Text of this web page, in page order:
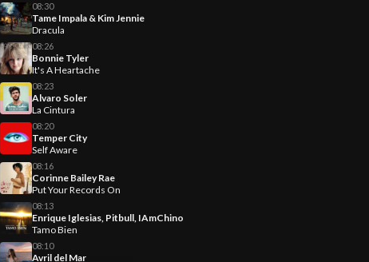
08:30
Tame Impala & Kim Jennie
Dracula
08:26
Bonnie Tyler
It's A Heartache
08:23
Alvaro Soler
La Cintura
08:20
Temper City
Self Aware
08:16
Corinne Bailey Rae
Put Your Records On
08:13
Enrique Iglesias, Pitbull, IAmChino
Tamo Bien
08:10
Avril del Mar